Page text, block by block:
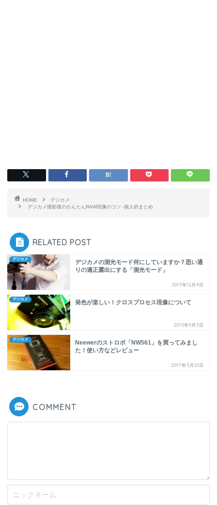
HOME
デジカメ
デジカメ撮影後のかんたんRAW現像のコツ -個人的まとめ
RELATED POST
デジカメ
デジカメの測光モード何にしていますか？思い通
りの適正露出にする「測光モード」
2015年12月4日
デジカメ 発色が楽しい！クロスプロセス現像について
2015年9月5日
デジカメ
Neewerのストロボ「NW561」を買ってみまし
た！使い方などレビュー
2017年5月22日
COMMENT